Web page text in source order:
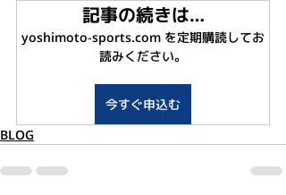
記事の続きは…
yoshimoto-sports.com を定期購読してお
読みください。
今すぐ申込む
BLOG